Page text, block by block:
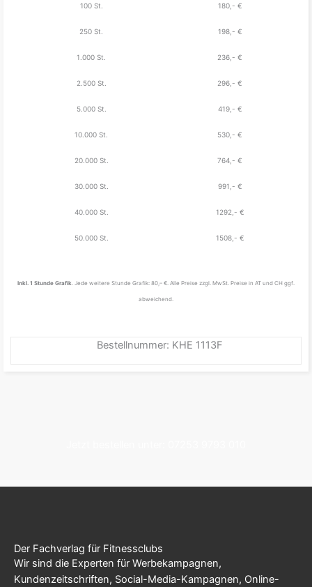
100 St. 180,- €
250 St. 198,- €
1.000 St. 236,- €
2.500 St. 296,- €
5.000 St. 419,- €
10.000 St. 530,- €
20.000 St. 764,- €
30.000 St. 991,- €
40.000 St. 1292,- €
50.000 St. 1508,- €
Inkl. 1 Stunde Grafik . Jede weitere Stunde Grafik: 80,– €. Alle Preise zzgl. MwSt. Preise in AT und CH ggf.
abweichend.
Bestellnummer: KHE 1113F
Der Fachverlag für Fitnessclubs
Wir sind die Experten für Werbekampagnen,
Kundenzeitschriften, Social-Media-Kampagnen, Online-